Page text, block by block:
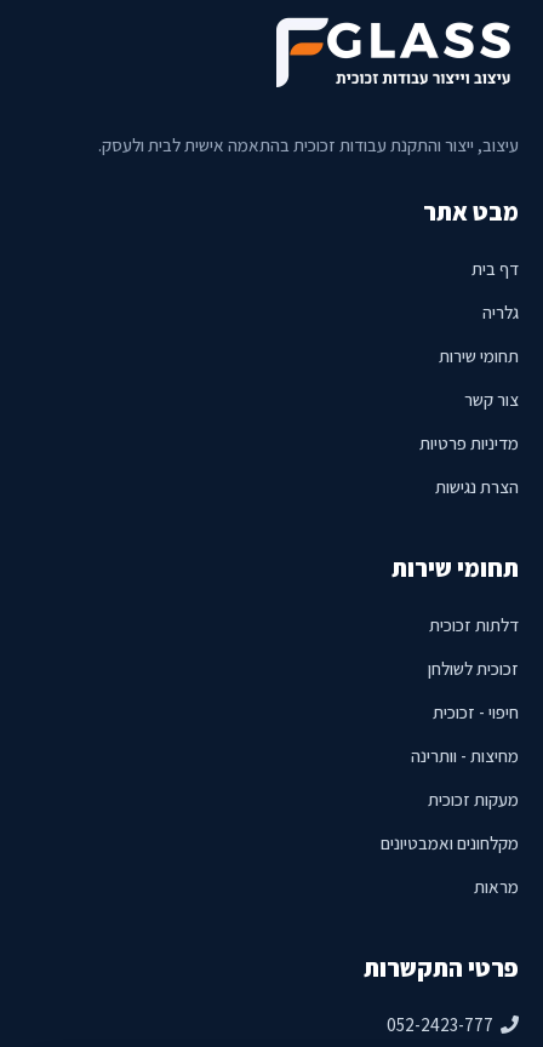
עיצוב, ייצור והתקנת עבודות זכוכית בהתאמה אישית לבית ולעסק.
מבט אתר
דף בית
גלריה
תחומי שירות
צור קשר
מדיניות פרטיות
הצרת נגישות
תחומי שירות
דלתות זכוכית
זכוכית לשולחן
חיפוי - זכוכית
מחיצות - וותרינה
מעקות זכוכית
מקלחונים ואמבטיונים
מראות
פרטי התקשרות